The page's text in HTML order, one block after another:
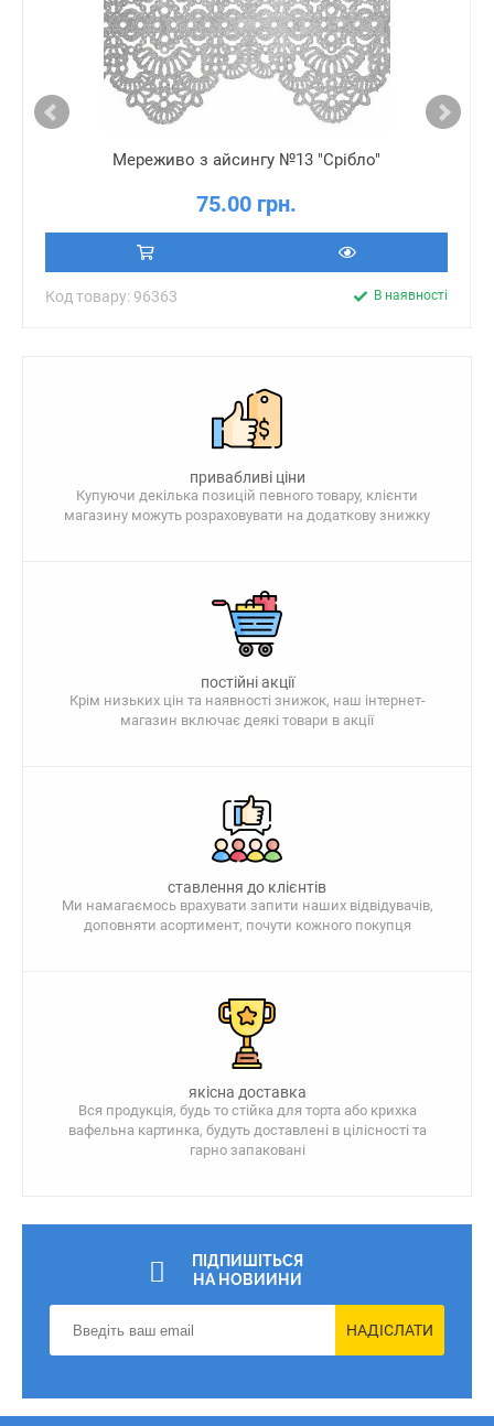
Мереживо з айсингу №13 "Срібло"
75.00 грн.
Код товару: 96363 В наявності
привабливі ціни
Купуючи декілька позицій певного товару, клієнти
магазину можуть розраховувати на додаткову знижку
постійні акції
Крім низьких цін та наявності знижок, наш інтернет-
магазин включає деякі товари в акції
ставлення до клієнтів
Ми намагаємось врахувати запити наших відвідувачів,
доповняти асортимент, почути кожного покупця
якісна доставка
Вся продукція, будь то стійка для торта або крихка
вафельна картинка, будуть доставлені в цілісності та
гарно запаковані
ПІДПИШІТЬСЯ
НА НОВИИНИ
НАДІСЛАТИ